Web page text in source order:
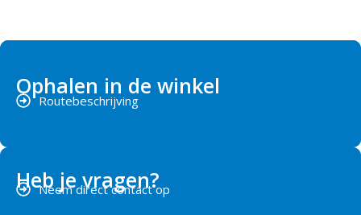
Ophalen in de winkel
Routebeschrijving
Heb je vragen?
Neem direct contact op